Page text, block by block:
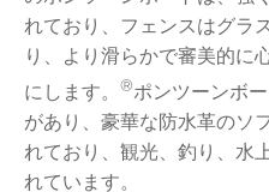
れており、フェンスはグラ
り、より滑らかで審美的に
にします。 ®ポンツーンボ
があり、豪華な防水革のソ
れており、観光、釣り、水
れています。